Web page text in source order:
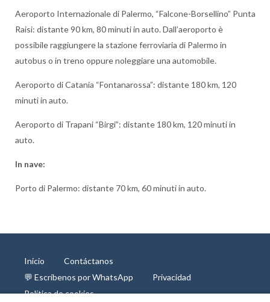
Aeroporto Internazionale di Palermo, “Falcone-Borsellino” Punta
Raisi: distante 90 km, 80 minuti in auto. Dall’aeroporto è
possibile raggiungere la stazione ferroviaria di Palermo in
autobus o in treno oppure noleggiare una automobile.
Aeroporto di Catania “Fontanarossa”: distante 180 km, 120
minuti in auto.
Aeroporto di Trapani “Birgi”: distante 180 km, 120 minuti in
auto.
In nave:
Porto di Palermo: distante 70 km, 60 minuti in auto.
Inicio
Contáctanos
💬 Escríbenos por WhatsApp
Privacidad
Política de cookies